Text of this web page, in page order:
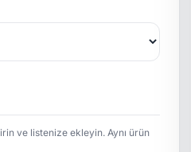
ve listenize ekleyin. Aynı ürün